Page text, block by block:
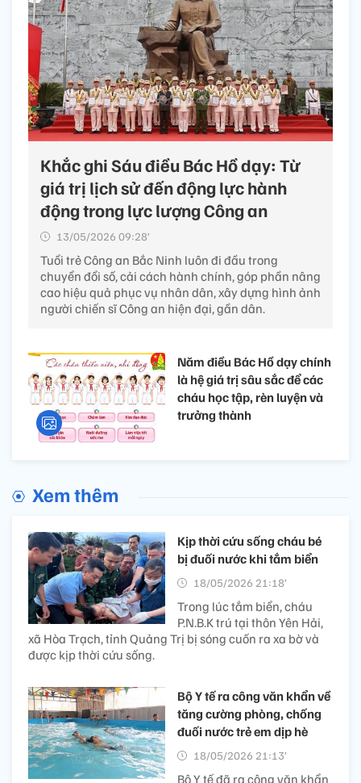
Khắc ghi Sáu điều Bác Hồ dạy: Từ
giá trị lịch sử đến động lực hành
động trong lực lượng Công an
13/05/2026 09:28’
Tuổi trẻ Công an Bắc Ninh luôn đi đầu trong
chuyển đổi số, cải cách hành chính, góp phần nâng
cao hiệu quả phục vụ nhân dân, xây dựng hình ảnh
người chiến sĩ Công an hiện đại, gần dân.
Năm điều Bác Hồ dạy chính
là hệ giá trị sâu sắc để các
cháu học tập, rèn luyện và
trưởng thành
Xem thêm
Kịp thời cứu sống cháu bé
bị đuối nước khi tắm biển
18/05/2026 21:18’
Trong lúc tắm biển, cháu
P.N.B.K trú tại thôn Yên Hải,
xã Hòa Trạch, tỉnh Quảng Trị bị sóng cuốn ra xa bờ và
được kịp thời cứu sống.
Bộ Y tế ra công văn khẩn về
tăng cường phòng, chống
đuối nước trẻ em dịp hè
18/05/2026 21:13’
Bộ Y tế đã ra công văn khẩn